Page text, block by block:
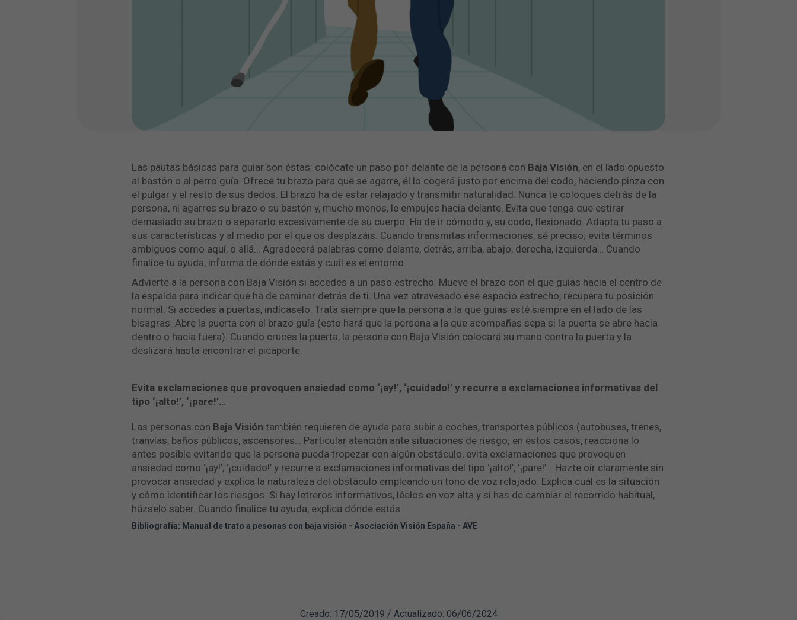
Las pautas básicas para guiar son éstas: colócate un paso por delante de la persona con Baja Visión, en el lado opuesto
al bastón o al perro guía. Ofrece tu brazo para que se agarre, él lo cogerá justo por encima del codo, haciendo pinza con
el pulgar y el resto de sus dedos. El brazo ha de estar relajado y transmitir naturalidad. Nunca te coloques detrás de la
persona, ni agarres su brazo o su bastón y, mucho menos, le empujes hacia delante. Evita que tenga que estirar
demasiado su brazo o separarlo excesivamente de su cuerpo. Ha de ir cómodo y, su codo, flexionado. Adapta tu paso a
sus características y al medio por el que os desplazáis. Cuando transmitas informaciones, sé preciso; evita términos
ambiguos como aquí, o allá… Agradecerá palabras como delante, detrás, arriba, abajo, derecha, izquierda… Cuando
finalice tu ayuda, informa de dónde estás y cuál es el entorno.
Advierte a la persona con Baja Visión si accedes a un paso estrecho. Mueve el brazo con el que guías hacia el centro de
la espalda para indicar que ha de caminar detrás de ti. Una vez atravesado ese espacio estrecho, recupera tu posición
normal. Si accedes a puertas, indícaselo. Trata siempre que la persona a la que guías esté siempre en el lado de las
bisagras. Abre la puerta con el brazo guía (esto hará que la persona a la que acompañas sepa si la puerta se abre hacia
dentro o hacia fuera). Cuando cruces la puerta, la persona con Baja Visión colocará su mano contra la puerta y la
deslizará hasta encontrar el picaporte.
Evita exclamaciones que provoquen ansiedad como ‘¡ay!’, ‘¡cuidado!’ y recurre a exclamaciones informativas del
tipo ‘¡alto!’, ‘¡pare!’…
Las personas con Baja Visión también requieren de ayuda para subir a coches, transportes públicos (autobuses, trenes,
tranvías, baños públicos, ascensores… Particular atención ante situaciones de riesgo; en estos casos, reacciona lo
antes posible evitando que la persona pueda tropezar con algún obstáculo, evita exclamaciones que provoquen
ansiedad como ‘¡ay!’, ‘¡cuidado!’ y recurre a exclamaciones informativas del tipo ‘¡alto!’, ‘¡pare!’… Hazte oír claramente sin
provocar ansiedad y explica la naturaleza del obstáculo empleando un tono de voz relajado. Explica cuál es la situación
y cómo identificar los riesgos. Si hay letreros informativos, léelos en voz alta y si has de cambiar el recorrido habitual,
házselo saber. Cuando finalice tu ayuda, explica dónde estás.
Bibliografía: Manual de trato a pesonas con baja visión - Asociación Visión España - AVE
Creado: 17/05/2019 / Actualizado: 06/06/2024